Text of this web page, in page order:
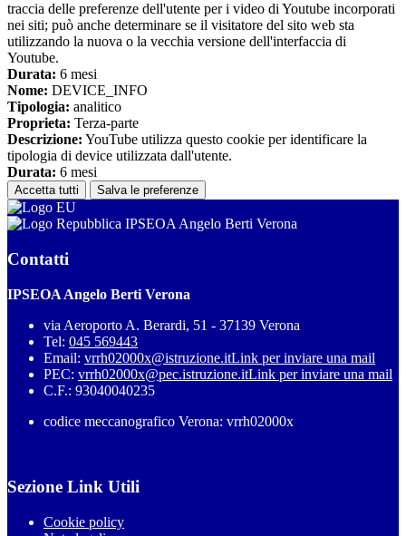
traccia delle preferenze dell'utente per i video di Youtube incorporati
nei siti; può anche determinare se il visitatore del sito web sta
utilizzando la nuova o la vecchia versione dell'interfaccia di
Youtube.
Durata: 6 mesi
Nome: DEVICE_INFO
Tipologia: analitico
Proprieta: Terza-parte
Descrizione: YouTube utilizza questo cookie per identificare la
tipologia di device utilizzata dall'utente.
Durata: 6 mesi
Accetta tutti Salva le preferenze
IPSEOA Angelo Berti Verona
Contatti
IPSEOA Angelo Berti Verona
via Aeroporto A. Berardi, 51 - 37139 Verona
Tel: 045 569443
Email: vrrh02000x@istruzione.itLink per inviare una mail
PEC: vrrh02000x@pec.istruzione.itLink per inviare una mail
C.F.: 93040040235
codice meccanografico Verona: vrrh02000x
Sezione Link Utili
Cookie policy